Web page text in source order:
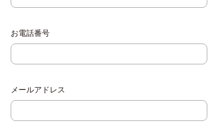
お電話番号
メールアドレス